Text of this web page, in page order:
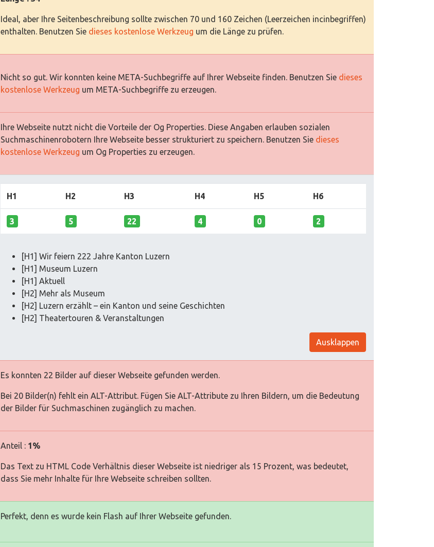
Ideal, aber Ihre Seitenbeschreibung sollte zwischen 70 und 160 Zeichen (Leerzeichen incinbegriffen)
enthalten. Benutzen Sie dieses kostenlose Werkzeug um die Länge zu prüfen.
Nicht so gut. Wir konnten keine META-Suchbegriffe auf Ihrer Webseite finden. Benutzen Sie dieses
kostenlose Werkzeug um META-Suchbegriffe zu erzeugen.
Ihre Webseite nutzt nicht die Vorteile der Og Properties. Diese Angaben erlauben sozialen
Suchmaschinenrobotern Ihre Webseite besser strukturiert zu speichern. Benutzen Sie dieses
kostenlose Werkzeug um Og Properties zu erzeugen.
H1 H2 H3 H4 H5 H6
3 5 22 4 0 2
[H1] Wir feiern 222 Jahre Kanton Luzern
[H1] Museum Luzern
[H1] Aktuell
[H2] Mehr als Museum
[H2] Luzern erzählt – ein Kanton und seine Geschichten
[H2] Theatertouren & Veranstaltungen
Ausklappen
Es konnten 22 Bilder auf dieser Webseite gefunden werden.
Bei 20 Bilder(n) fehlt ein ALT-Attribut. Fügen Sie ALT-Attribute zu Ihren Bildern, um die Bedeutung
der Bilder für Suchmaschinen zugänglich zu machen.
Anteil : 1%
Das Text zu HTML Code Verhältnis dieser Webseite ist niedriger als 15 Prozent, was bedeutet,
dass Sie mehr Inhalte für Ihre Webseite schreiben sollten.
Perfekt, denn es wurde kein Flash auf Ihrer Webseite gefunden.